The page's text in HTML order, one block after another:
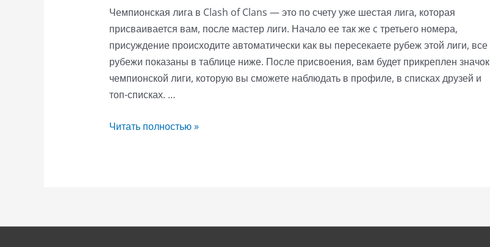
Чемпионская лига в Clash of Clans — это по счету уже шестая лига, которая
присваивается вам, после мастер лиги. Начало ее так же c третьего номера,
присуждение происходите автоматически как вы пересекаете рубеж этой лиги, все
рубежи показаны в таблице ниже. После присвоения, вам будет прикреплен значок
чемпионской лиги, которую вы сможете наблюдать в профиле, в списках друзей и
топ-списках. …
[FAQ]
Читать полностью »